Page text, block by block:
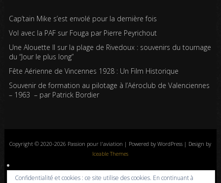
Cap’tain Mike s’est envolé pour la dernière fois
Vol avec la PAF sur Fouga par Pierre Peyrichout
Une Alouette II sur la plage de Rivedoux : souvenirs du tournage
du “Jour le plus long”
Fête Aérienne de Vincennes 1928 : Un Film Historique
Souvenir de formation au pilotage à l’Aéroclub de Valenciennes
– 1963 – par Patrick Bordier
Copyright © 2020-2026 Passion pour l'aviation | Powered by WordPress | Design by
Iceable Themes
Accueil Blog Albums photos Histoires de l’aviation
Contrôle aérien
Confidentialité et cookies : ce site utilise des cookies. En continuant à